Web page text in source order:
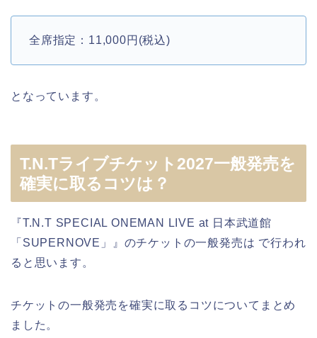
全席指定：11,000円(税込)
となっています。
T.N.Tライブチケット2027一般発売を
確実に取るコツは？
『T.N.T SPECIAL ONEMAN LIVE at 日本武道館
「SUPERNOVE」』のチケットの一般発売は で行われ
ると思います。
チケットの一般発売を確実に取るコツについてまとめ
ました。